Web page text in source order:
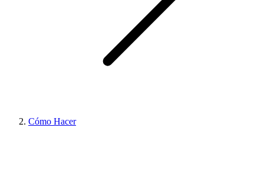
Cómo Hacer